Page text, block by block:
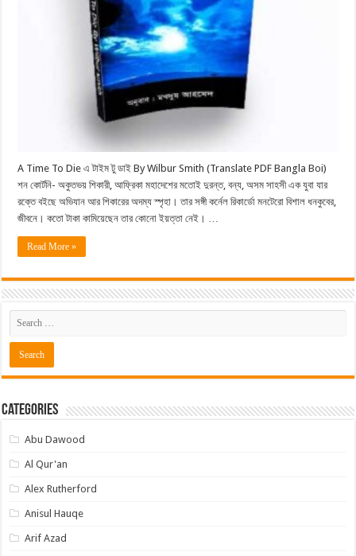
A Time To Die এ টাইম টু ডাই By Wilbur Smith (Translate PDF Bangla Boi)
শন কোর্টনি- অকুতভয় শিকারী, আফ্রিকা মহাদেশের মতােই দুরন্ত, বন্য, অসম সাহসী এক যুবা যার
রক্তে বইছে অভিযান আর শিকারের অদম্য স্পৃহা। তার সঙ্গী কর্নেল রিকার্ডো মনটেরাে বিশাল ধনকুবের,
জীবনে। কতাে টাকা কামিয়েছেন তার কোনাে ইয়ত্তা নেই। …
Read More »
Categories
Abu Dawood
Al Qur'an
Alex Rutherford
Anisul Hauqe
Arif Azad